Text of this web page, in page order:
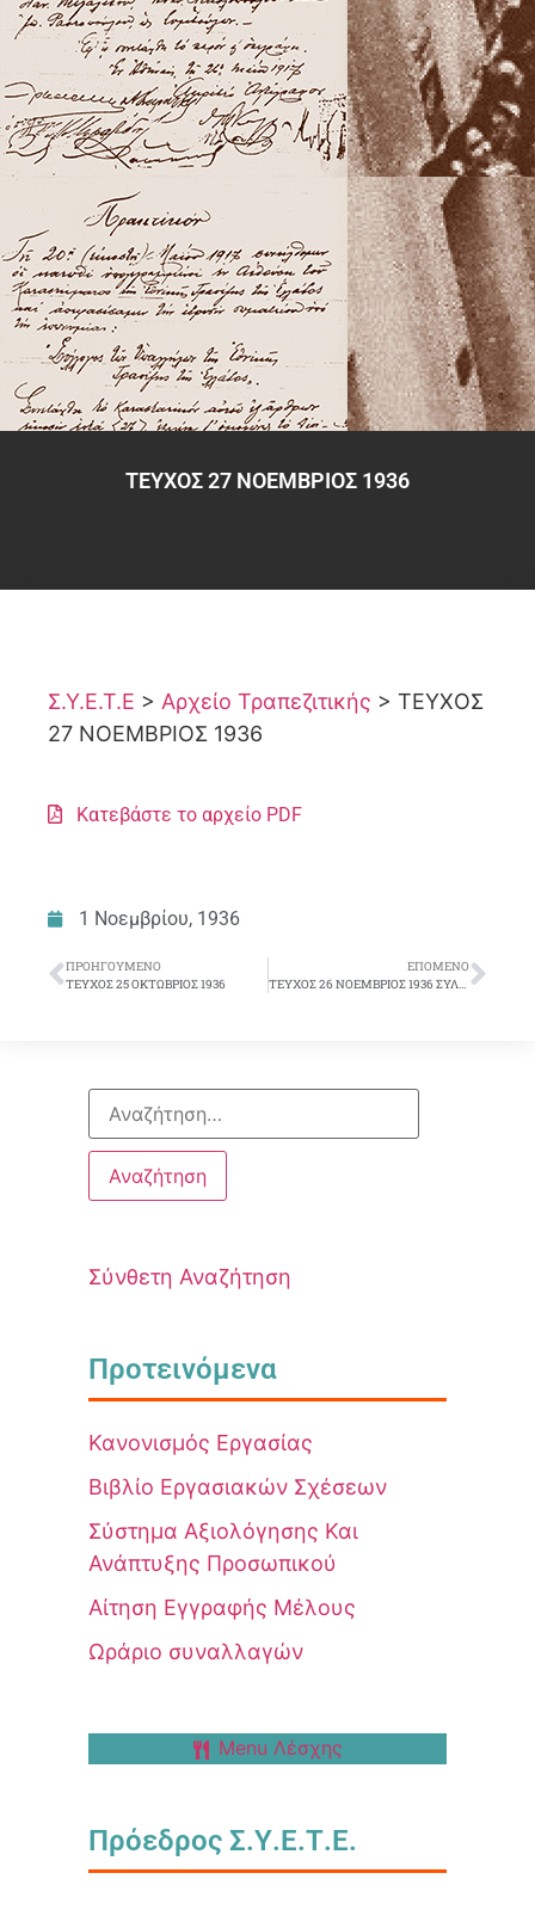
ΤΕΥΧΟΣ 27 ΝΟΕΜΒΡΙΟΣ 1936
Σ.Υ.Ε.Τ.Ε > Αρχείο Τραπεζιτικής > ΤΕΥΧΟΣ
27 ΝΟΕΜΒΡΙΟΣ 1936
Κατεβάστε το αρχείο PDF
1 Νοεμβρίου, 1936
ΠΡΟΗΓΟΎΜΕΝΟ
ΤΕΥΧΟΣ 25 ΟΚΤΩΒΡΙΟΣ 1936
ΕΠΌΜΕΝΟ
ΤΕΥΧΟΣ 26 ΝΟΕΜΒΡΙΟΣ 1936 ΣΥΛΛΟΓΙΚΟ ΔΕΛΤΙΟ
Σύνθετη Αναζήτηση
Προτεινόμενα
Κανονισμός Εργασίας
Βιβλίο Εργασιακών Σχέσεων
Σύστημα Αξιολόγησης Και
Ανάπτυξης Προσωπικού
Αίτηση Εγγραφής Μέλους
Ωράριο συναλλαγών
Menu Λέσχης
Πρόεδρος Σ.Υ.Ε.Τ.Ε.